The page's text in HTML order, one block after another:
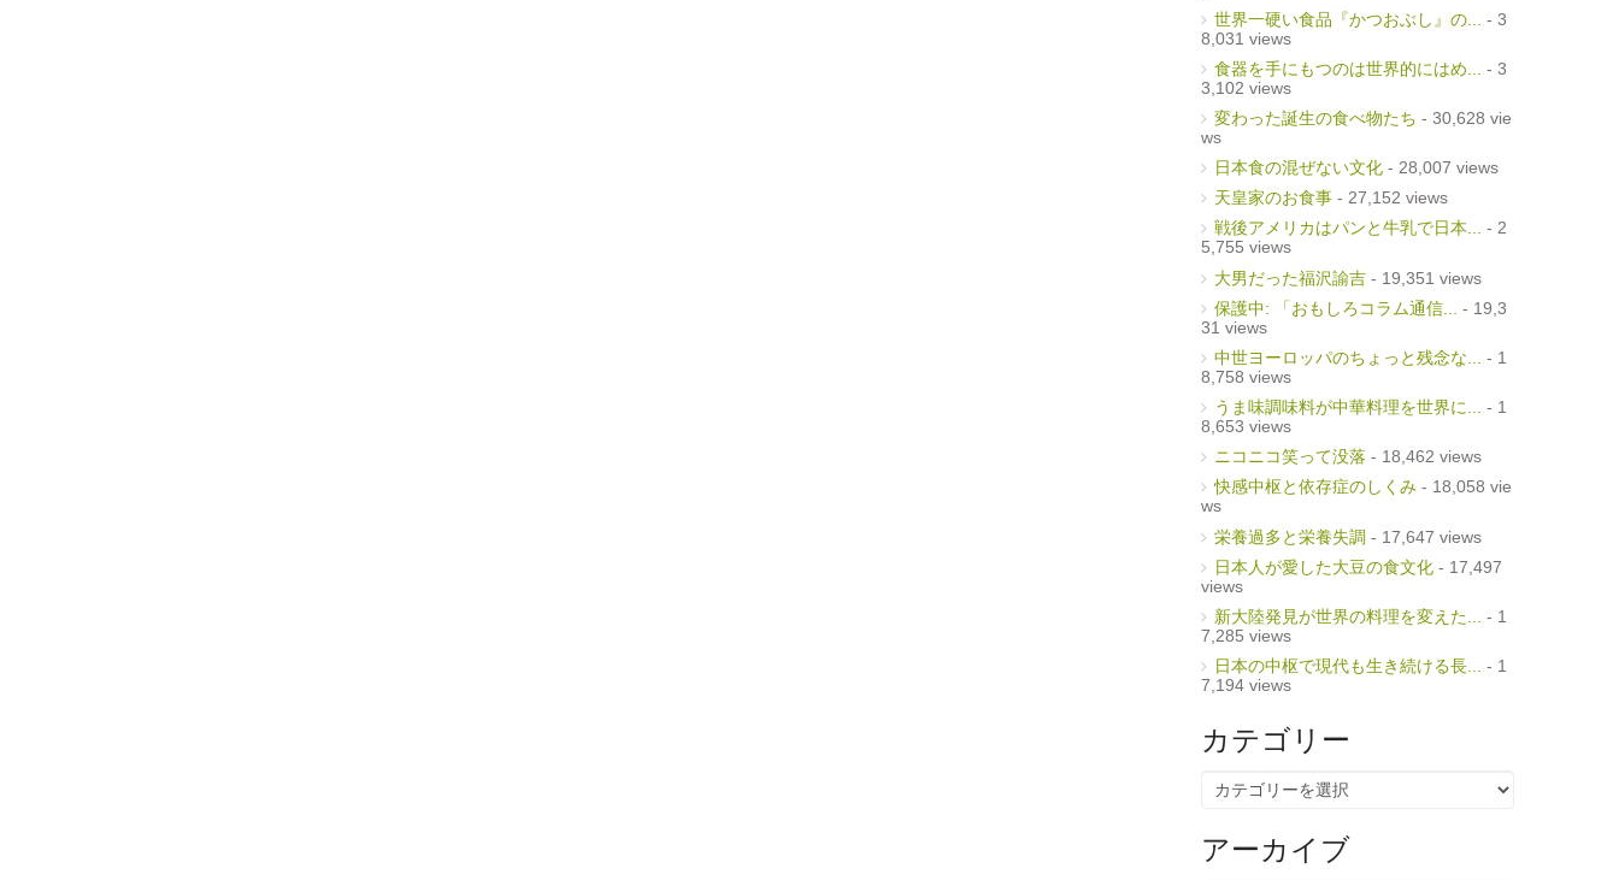
世界一硬い食品『かつおぶし』の...
- 3
8,031 views
食器を手にもつのは世界的にはめ...
- 3
3,102 views
変わった誕生の食べ物たち - 30,628 vie
ws
日本食の混ぜない文化- 28,007 views
天皇家のお食事- 27,152 views
戦後アメリカはパンと牛乳で日本... - 2
5,755 views
大男だった福沢諭吉- 19,351 views
保護中: 「おもしろコラム通信...
- 19,3
31 views
中世ヨーロッパのちょっと残念な...
- 1
8,758 views
うま味調味料が中華料理を世界に... - 1
8,653 views
ニコニコ笑って没落 - 18,462 views
快感中枢と依存症のしくみ - 18,058 vie
ws
栄養過多と栄養失調 - 17,647 views
日本人が愛した大豆の食文化- 17,497
views
新大陸発見が世界の料理を変えた...
- 1
7,285 views
日本の中枢で現代も生き続ける長... - 1
7,194 views
カテゴリー
テ
リ
ー
アーカイブ